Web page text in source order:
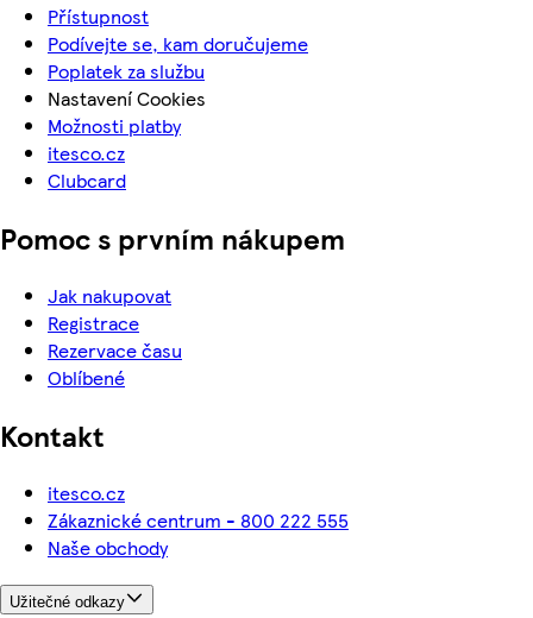
Přístupnost
Podívejte se, kam doručujeme
Poplatek za službu
Nastavení Cookies
Možnosti platby
itesco.cz
Clubcard
Pomoc s prvním nákupem
Jak nakupovat
Registrace
Rezervace času
Oblíbené
Kontakt
itesco.cz
Zákaznické centrum - 800 222 555
Naše obchody
Užitečné odkazy